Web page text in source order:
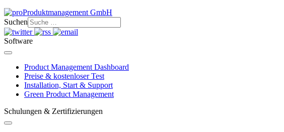
Suchen
Software
Product Management Dashboard
Preise & kostenloser Test
Installation, Start & Support
Green Product Management
Schulungen & Zertifizierungen